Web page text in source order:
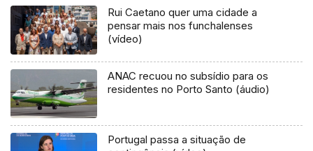
Rui Caetano quer uma cidade a
pensar mais nos funchalenses
(vídeo)
ANAC recuou no subsídio para os
residentes no Porto Santo (áudio)
Portugal passa a situação de